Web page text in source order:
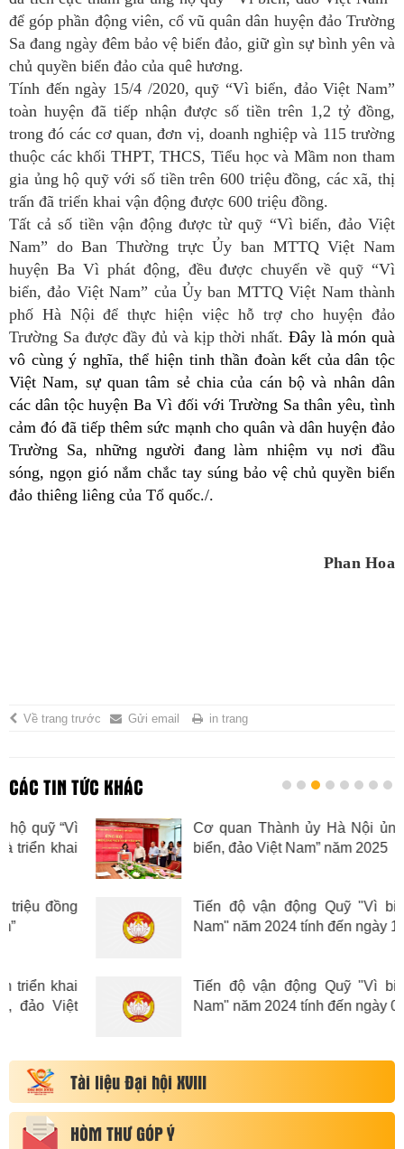
để góp phần động viên, cổ vũ quân dân huyện đảo Trường
Sa đang ngày đêm bảo vệ biển đảo, giữ gìn sự bình yên và
chủ quyền biển đảo của quê hương.
Tính đến ngày 15/4 /2020, quỹ “Vì biển, đảo Việt Nam”
toàn huyện đã tiếp nhận được số tiền trên 1,2 tỷ đồng,
trong đó các cơ quan, đơn vị, doanh nghiệp và 115 trường
thuộc các khối THPT, THCS, Tiểu học và Mầm non tham
gia ủng hộ quỹ với số tiền trên 600 triệu đồng, các xã, thị
trấn đã triển khai vận động được 600 triệu đồng.
Tất cả số tiền vận động được từ quỹ “Vì biển, đảo Việt
Nam” do Ban Thường trực Ủy ban MTTQ Việt Nam
huyện Ba Vì phát động, đều được chuyển về quỹ “Vì
biển, đảo Việt Nam” của Ủy ban MTTQ Việt Nam thành
phố Hà Nội để thực hiện việc hỗ trợ cho huyện đảo
Trường Sa được đầy đủ và kịp thời nhất. Đây là món quà
vô cùng ý nghĩa, thể hiện tinh thần đoàn kết của dân tộc
Việt Nam, sự quan tâm sẻ chia của cán bộ và nhân dân
các dân tộc huyện Ba Vì đối với Trường Sa thân yêu, tình
cảm đó đã tiếp thêm sức mạnh cho quân và dân huyện đảo
Trường Sa, những người đang làm nhiệm vụ nơi đầu
sóng, ngọn gió nắm chắc tay súng bảo vệ chủ quyền biển
đảo thiêng liêng của Tổ quốc./.
Phan Hoa
Về trang trước Gửi email in trang
CÁC TIN TỨC KHÁC
Cơ quan Thành ủy Hà Nội ủng hộ Quỹ
biển, đảo Việt Nam” năm 2025
Tiến độ vận động Quỹ "Vì biển, đảo
Nam" năm 2024 tính đến ngày 16/5/2024
Tiến độ vận động Quỹ "Vì biển, đảo
Nam" năm 2024 tính đến ngày 03/05/2024
Tài liệu Đại hội XVIII
HÒM THƯ GÓP Ý